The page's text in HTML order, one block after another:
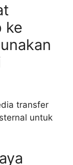
ke
transfer
untuk